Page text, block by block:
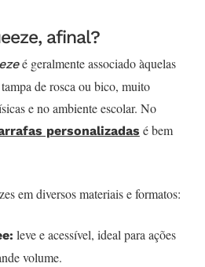
afinal?
é geralmente associado àquelas
de rosca ou bico, muito
e no ambiente escolar. No
personalizadas é bem
em diversos materiais e formatos:
leve e acessível, ideal para ações
volume.